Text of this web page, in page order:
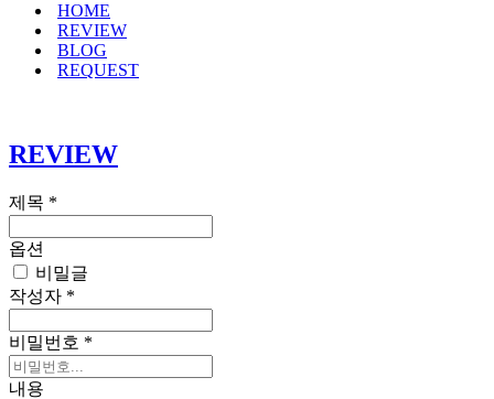
HOME
REVIEW
BLOG
REQUEST
REVIEW
제목 *
옵션
비밀글
작성자 *
비밀번호 *
내용